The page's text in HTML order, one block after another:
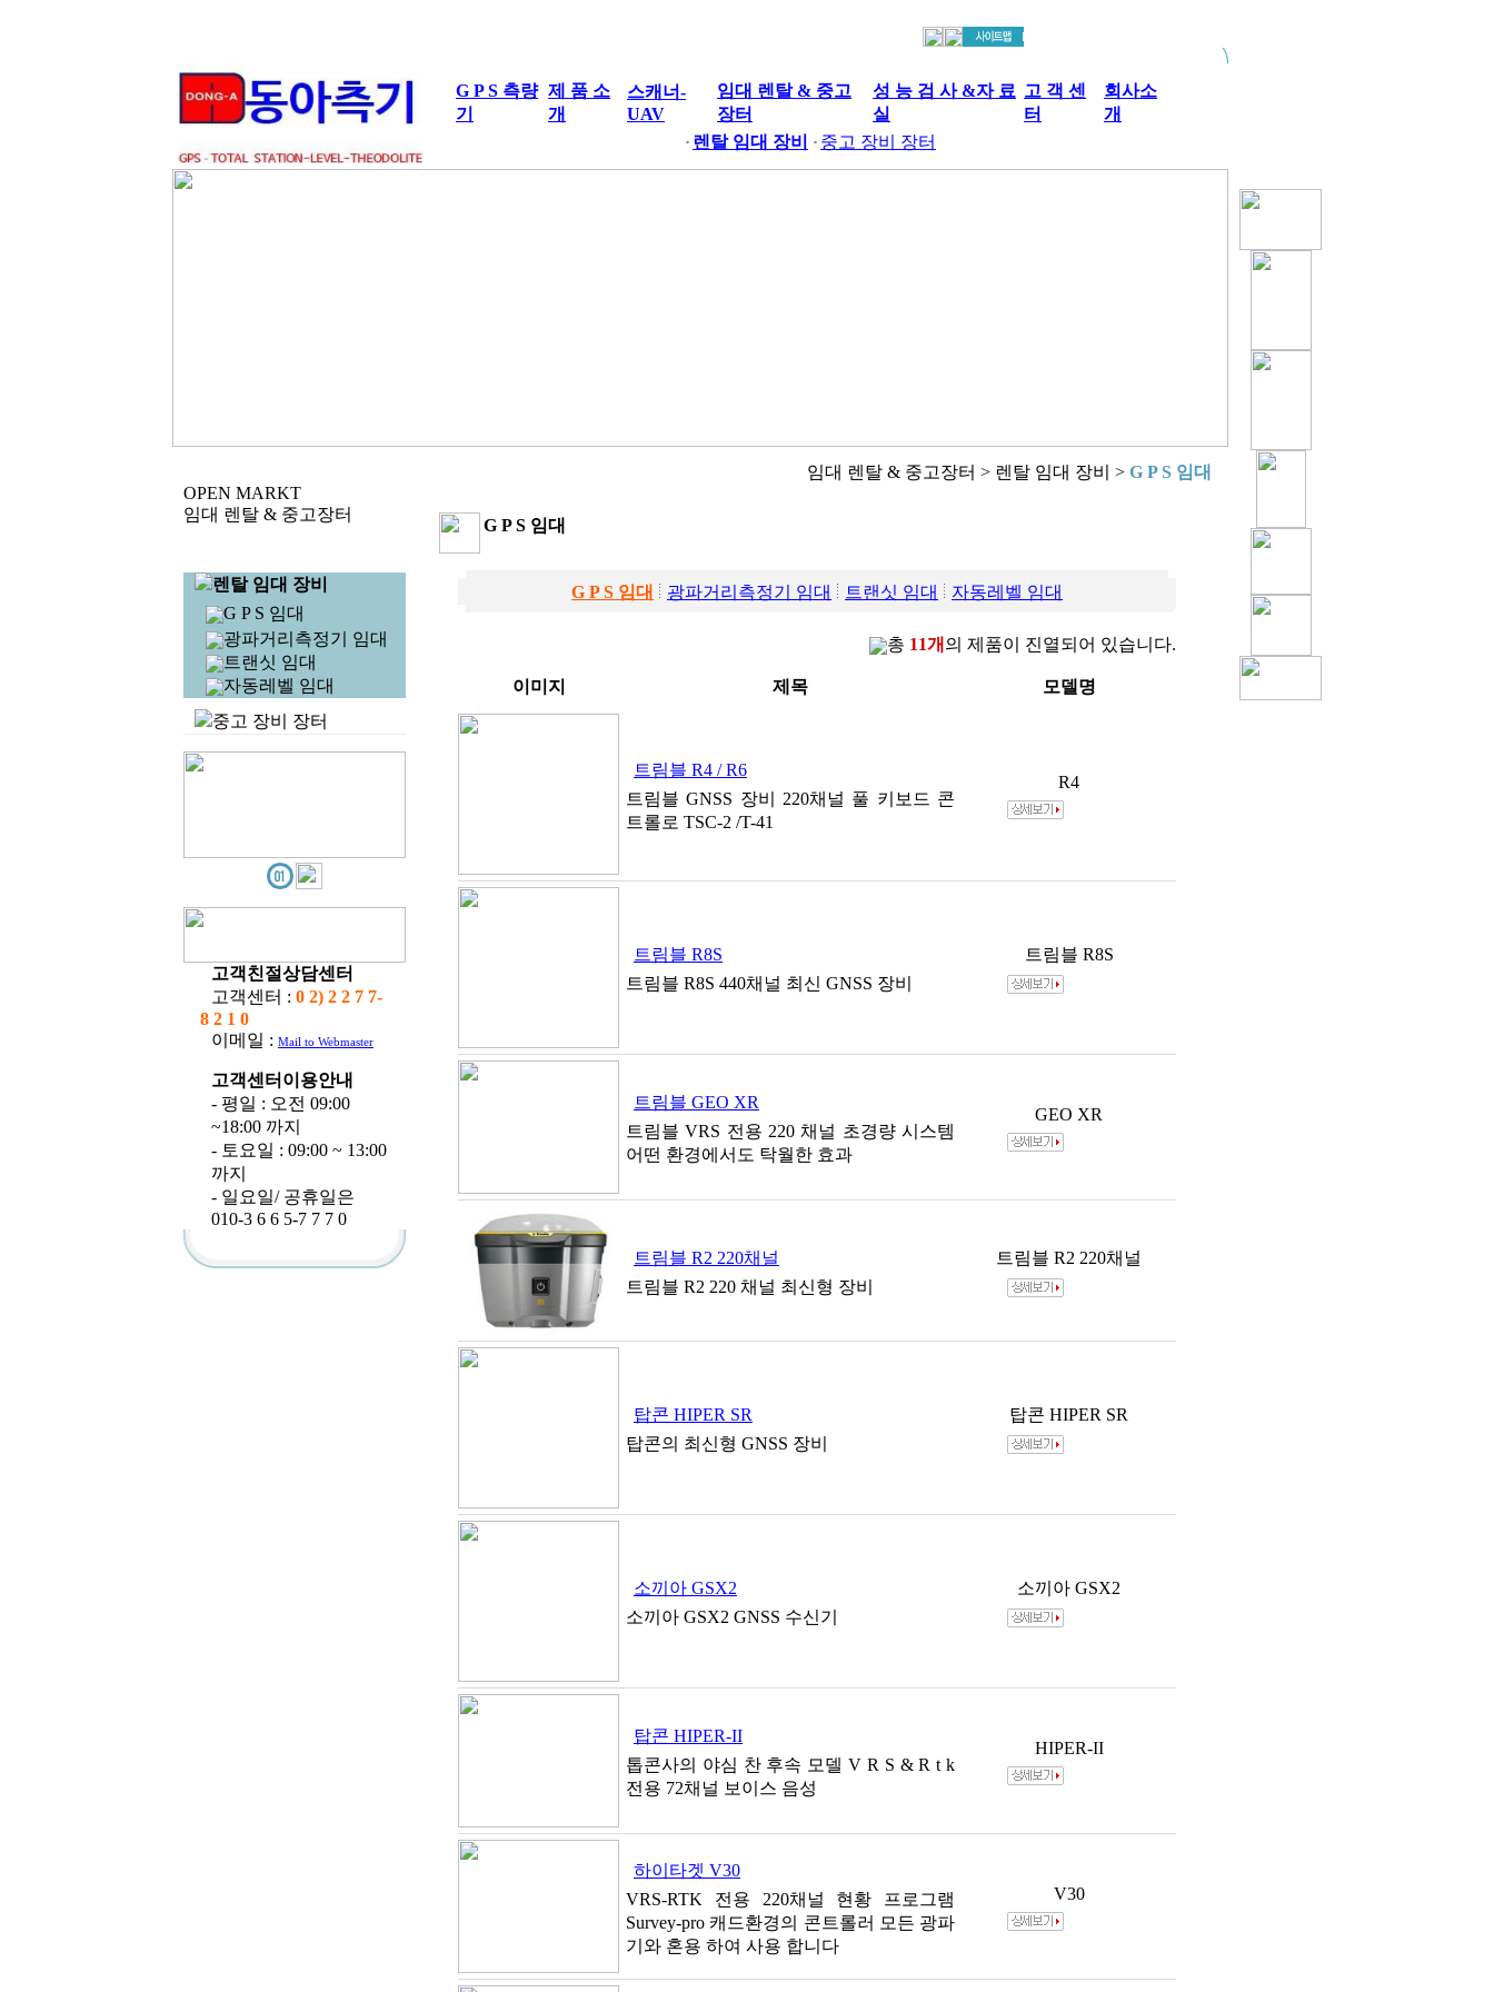
G P S 측량
기
제 품 소
개
스캐너-
UAV
임대 렌탈 & 중고
장터
성 능 검 사 &자 료
실
고 객 센
터
회사소
개
렌탈 임대 장비
중고 장비 장터
OPEN MARKT
임대 렌탈 & 중고장터
렌탈 임대 장비
G P S 임대
광파거리측정기 임대
트랜싯 임대
자동레벨 임대
중고 장비 장터
고객친절상담센터
고객센터 : 0 2) 2 2 7 7-
8 2 1 0
이메일 : Mail to Webmaster
고객센터이용안내
- 평일 : 오전 09:00
~18:00 까지
- 토요일 : 09:00 ~ 13:00
까지
- 일요일/ 공휴일은
010-3 6 6 5-7 7 7 0
임대 렌탈 & 중고장터 > 렌탈 임대 장비 > G P S 임대
G P S 임대
G P S 임대 광파거리측정기 임대 트랜싯 임대 자동레벨 임대
총 11개 의 제품이 진열되어 있습니다.
이미지 제목 모델명
트림블 R4 / R6
트림블 GNSS 장비 220채널 풀 키보드 콘
트롤로 TSC-2 /T-41
R4
트림블 R8S
트림블 R8S 440채널 최신 GNSS 장비
트림블 R8S
트림블 GEO XR
트림블 VRS 전용 220 채널 초경량 시스템
어떤 환경에서도 탁월한 효과
GEO XR
트림블 R2 220채널
트림블 R2 220 채널 최신형 장비
트림블 R2 220채널
탑콘 HIPER SR
탑콘의 최신형 GNSS 장비
탑콘 HIPER SR
소끼아 GSX2
소끼아 GSX2 GNSS 수신기
소끼아 GSX2
탑콘 HIPER-II
톱콘사의 야심 찬 후속 모델 V R S & R t k
전용 72채널 보이스 음성
HIPER-II
하이타겟 V30
VRS-RTK 전용 220채널 현황 프로그램
Survey-pro 캐드환경의 콘트롤러 모든 광파
기와 혼용 하여 사용 합니다
V30